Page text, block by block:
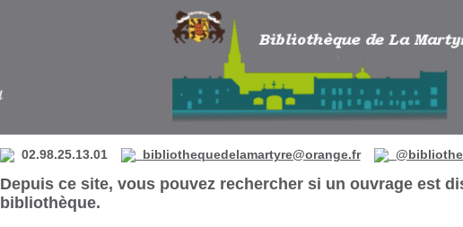
02.98.25.13.01 bibliothequedelamartyre@orange.fr
Depuis ce site, vous pouvez rechercher si un ouvrage est
bibliothèque.